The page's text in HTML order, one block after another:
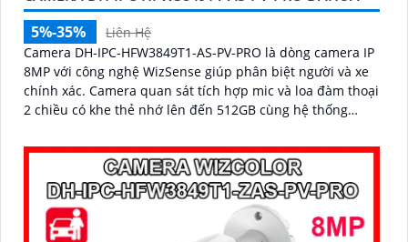
5%-35%
Liên Hệ
Camera DH-IPC-HFW3849T1-AS-PV-PRO là dòng camera IP
8MP với công nghệ WizSense giúp phân biệt người và xe
chính xác. Camera quan sát tích hợp mic và loa đàm thoại
2 chiều có khe thẻ nhớ lên đến 512GB cùng hệ thống